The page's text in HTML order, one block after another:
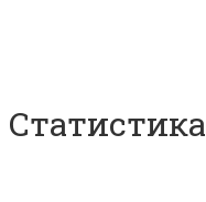
Статистика